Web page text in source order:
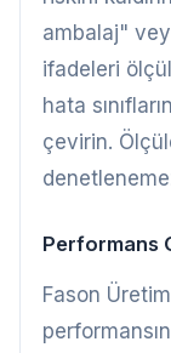
ambalaj"
ifadeleri
hata
çevirin.
Performans
Fason